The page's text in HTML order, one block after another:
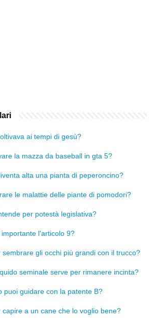
ai tempi di gesù?
la mazza da baseball in gta 5?
alta una pianta di peperoncino?
le malattie delle piante di pomodori?
per potestà legislativa?
importante l'articolo 9?
sembrare gli occhi più grandi con il trucco?
seminale serve per rimanere incinta?
puoi guidare con la patente B?
capire a un cane che lo voglio bene?